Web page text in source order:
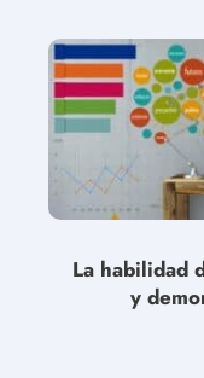
La habilidad
y